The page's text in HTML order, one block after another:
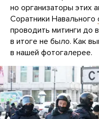
но организаторы этих
Соратники Навального
проводить митинги до
в итоге не было. Как
в нашей фотогалерее.